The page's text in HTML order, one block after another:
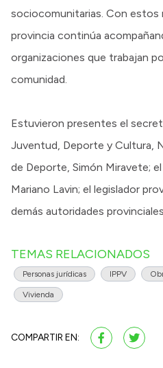
sociocomunitarias. Con estos
provincia continúa
organizaciones que trabajan
comunidad.
Estuvieron presentes el
Juventud, Deporte y Cultura,
de Deporte, Simón Miravete;
Mariano Lavin; el legislador
demás autoridades
TEMAS RELACIONADOS
Personas jurídicas IPPV
Vivienda
COMPARTIR EN: